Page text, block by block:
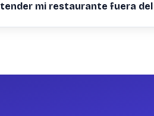
mi restaurante fuera